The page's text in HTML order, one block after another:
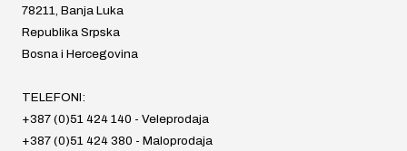
78211, Banja Luka
Republika Srpska
Bosna i Hercegovina
TELEFONI:
+387 (0)51 424 140 - Veleprodaja
+387 (0)51 424 380 - Maloprodaja